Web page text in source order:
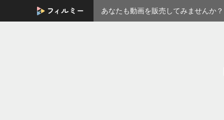
あなたも動画を販売してみませんか？